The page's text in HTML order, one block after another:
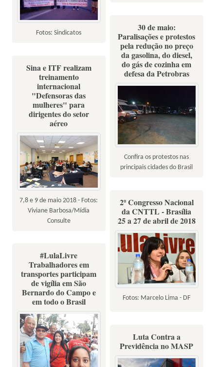
Fotos: Sindicatos
30 de maio:
Paralisações e protestos
pela redução no preço
da gasolina, do diesel,
do gás de cozinha em
defesa da Petrobras
Confira os protestos nas
principais cidades do Brasil
Sina e ITF realizam
treinamento
internacional
"Defensoras das
mulheres" para
dirigentes do setor
aéreo
7,8 e 9 de maio 2018 - Fotos:
Viviane Barbosa/Mídia
Consulte
2º Congresso Nacional
da CNTTL - Brasília
25 a 27 de abril de 2018
Fotos: Marcelo Lima - DF
#LulaLivre
Trabalhadores em
transportes participam
de vigília em São
Bernardo do Campo e
em todo o Brasil
Luta Contra a
Previdência no MASP